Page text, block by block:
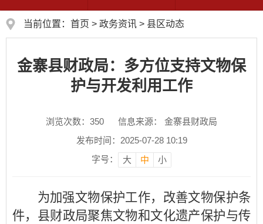
当前位置： 首页 > 政务资讯 > 县区动态
金寨县财政局：多方位支持文物保
护与开发利用工作
浏览次数： 350
信息来源： 金寨县财政局
发布时间：2025-07-28 10:19
字号：
大 中 小
为加强文物保护工作，改善文物保护条
件，县财政局聚焦文物和文化遗产保护与传